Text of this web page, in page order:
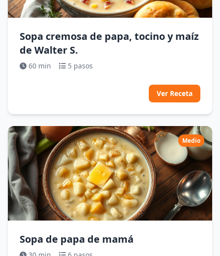
Sopa cremosa de papa, tocino y maíz
de Walter S.
60 min 5 pasos
Ver Receta
Medio
Sopa de papa de mamá